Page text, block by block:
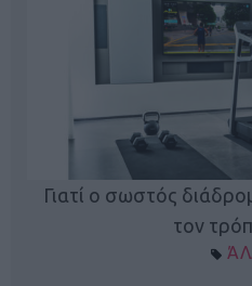
Γιατί ο σωστός
τον